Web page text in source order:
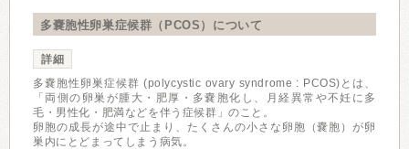
多嚢胞性卵巣症候群（PCOS）について
詳細
多嚢胞性卵巣症候群 (polycystic ovary syndrome : PCOS)とは、
「両側の卵巣が腫大・肥厚・多嚢胞化し、月経異常や不妊に多
毛・男性化・肥満などを伴う症候群」のこと。
卵胞の成⻑が途中で止まり、たくさんの⼩さな卵胞（嚢胞）が卵
巣内にとどまってしまう病気。